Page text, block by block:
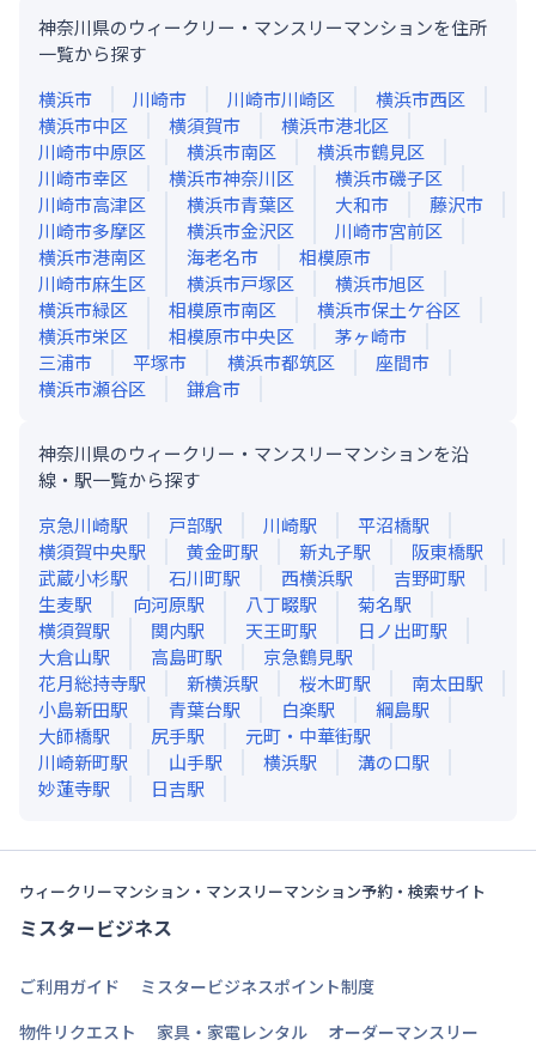
神奈川県のウィークリー・マンスリーマンションを住所
一覧から探す
横浜市
川崎市 川崎市川崎区
横浜市西区
横浜市中区
横須賀市
横浜市港北区
川崎市中原区
横浜市南区
横浜市鶴見区
川崎市幸区
横浜市神奈川区
横浜市磯子区
川崎市高津区
横浜市青葉区 大和市
藤沢市
川崎市多摩区
横浜市金沢区
川崎市宮前区
横浜市港南区
海老名市
相模原市
川崎市麻生区
横浜市戸塚区
横浜市旭区
横浜市緑区
相模原市南区
横浜市保土ケ谷区
横浜市栄区
相模原市中央区
茅ヶ崎市
三浦市
平塚市 横浜市都筑区
座間市
横浜市瀬谷区
鎌倉市
神奈川県のウィークリー・マンスリーマンションを沿
線・駅一覧から探す
京急川崎駅 戸部駅 川崎駅 平沼橋駅
横須賀中央駅 黄金町駅 新丸子駅 阪東橋駅
武蔵小杉駅 石川町駅 西横浜駅 吉野町駅
生麦駅 向河原駅 八丁畷駅 菊名駅
横須賀駅 関内駅 天王町駅 日ノ出町駅
大倉山駅 高島町駅 京急鶴見駅
花月総持寺駅 新横浜駅 桜木町駅 南太田駅
小島新田駅 青葉台駅 白楽駅 綱島駅
大師橋駅 尻手駅 元町・中華街駅
川崎新町駅 山手駅 横浜駅 溝の口駅
妙蓮寺駅 日吉駅
ウィークリーマンション・マンスリーマンション予約・検索サイト
ミスタービジネス
ご利用ガイド
ミスタービジネスポイント制度
物件リクエスト
家具・家電レンタル オーダーマンスリー